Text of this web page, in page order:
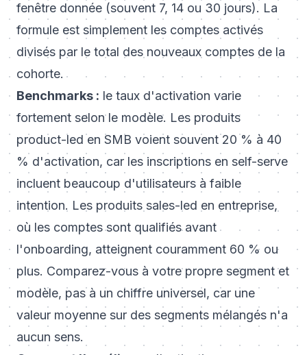
fenêtre donnée (souvent 7, 14 ou 30 jours). La
formule est simplement les comptes activés
divisés par le total des nouveaux comptes de la
cohorte.
Benchmarks : le taux d'activation varie
fortement selon le modèle. Les produits
product-led en SMB voient souvent 20 % à 40
% d'activation, car les inscriptions en self-serve
incluent beaucoup d'utilisateurs à faible
intention. Les produits sales-led en entreprise,
où les comptes sont qualifiés avant
l'onboarding, atteignent couramment 60 % ou
plus. Comparez-vous à votre propre segment et
modèle, pas à un chiffre universel, car une
valeur moyenne sur des segments mélangés n'a
aucun sens.